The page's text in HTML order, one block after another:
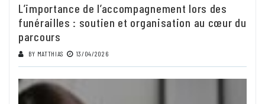
L’importance de l’accompagnement lors des
funérailles : soutien et organisation au cœur du
parcours
BY MATTHIAS 13/04/2026